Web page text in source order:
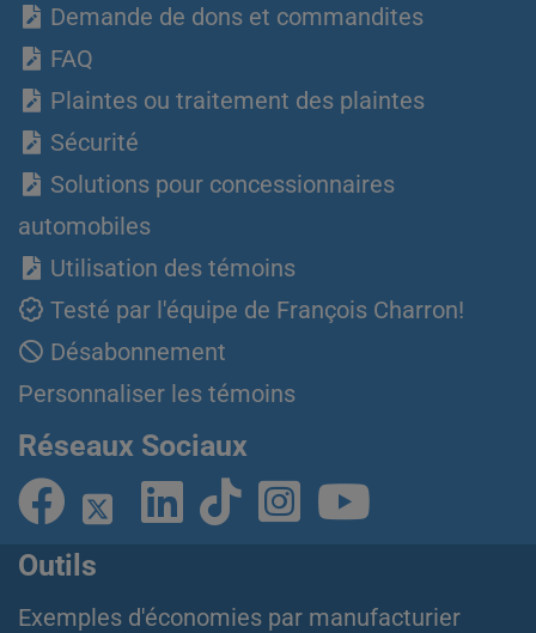
Demande de dons et commandites
FAQ
Plaintes ou traitement des plaintes
Sécurité
Solutions pour concessionnaires
automobiles
Utilisation des témoins
Testé par l'équipe de François Charron!
Désabonnement
Personnaliser les témoins
Réseaux Sociaux
Outils
Exemples d'économies par manufacturier